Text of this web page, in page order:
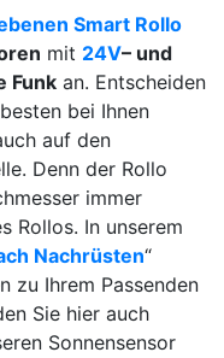
Smart Rollo
mit 24V– und
Funk an. Entscheiden
bei Ihnen
auf den
Denn der Rollo
immer
Rollos. In unserem
Nachrüsten“
zu Ihrem Passenden
Sie hier auch
Sonnensensor